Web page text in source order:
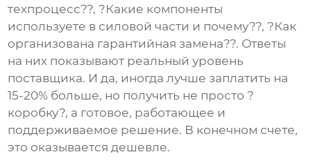
техпроцесс??, ?Какие компоненты
используете в силовой части и почему??, ?Как
организована гарантийная замена??. Ответы
на них показывают реальный уровень
поставщика. И да, иногда лучше заплатить на
15-20% больше, но получить не просто ?
коробку?, а готовое, работающее и
поддерживаемое решение. В конечном счете,
это оказывается дешевле.